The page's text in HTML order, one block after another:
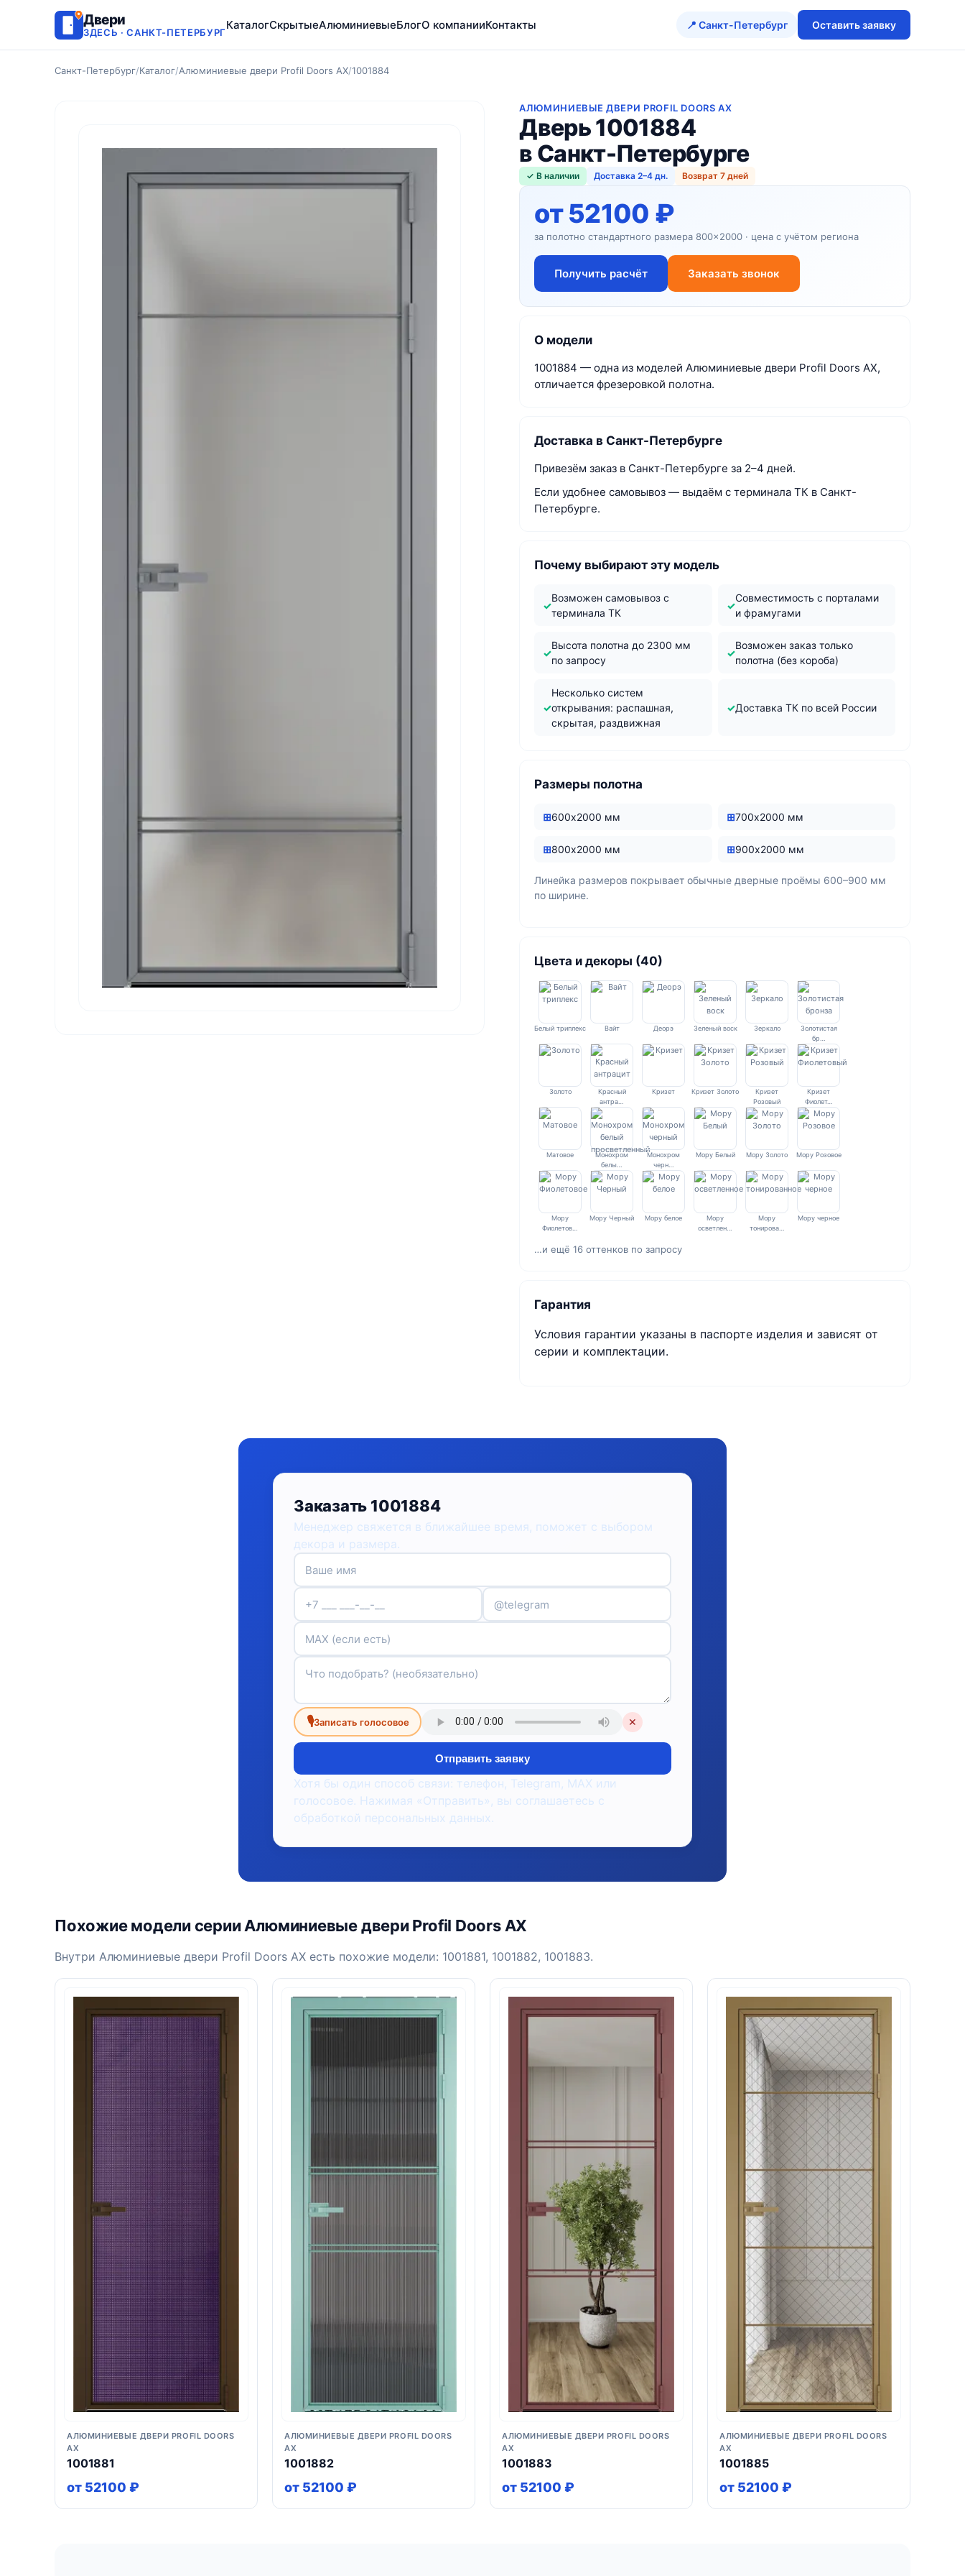
Двери
ЗДЕСЬ · САНКТ-ПЕТЕРБУРГ
КаталогСкрытыеАлюминиевыеБлогО компанииКонтакты 📍 Санкт-Петербург Оставить заявку
Санкт-Петербург/Каталог/Алюминиевые двери Profil Doors AX/1001884
АЛЮМИНИЕВЫЕ ДВЕРИ PROFIL DOORS AX
Дверь 1001884
в Санкт-Петербурге
✓ В наличии Доставка 2–4 дн. Возврат 7 дней
от 52100 ₽
за полотно стандартного размера 800×2000 · цена с учётом региона
Получить расчёт Заказать звонок
О модели
1001884 — одна из моделей Алюминиевые двери Profil Doors AX,
отличается фрезеровкой полотна.
Доставка в Санкт-Петербурге
Привезём заказ в Санкт-Петербурге за 2–4 дней.
Если удобнее самовывоз — выдаём с терминала ТК в Санкт-
Петербурге.
Почему выбирают эту модель
Возможен самовывоз с
терминала ТК
Совместимость с порталами
и фрамугами
Высота полотна до 2300 мм
по запросу
Возможен заказ только
полотна (без короба)
Несколько систем
открывания: распашная,
скрытая, раздвижная
Доставка ТК по всей России
Размеры полотна
600х2000 мм 700х2000 мм
800х2000 мм 900х2000 мм
Линейка размеров покрывает обычные дверные проёмы 600–900 мм
по ширине.
Цвета и декоры (40)
Белый триплекс Вайт Деорэ Зеленый воск Зеркало
Золотистая
бр…
Золото
Красный
антра…
Кризет Кризет Золото
Кризет
Розовый
Кризет
Фиолет…
Матовое
Монохром
белы…
Монохром
черн…
Мору Белый Мору Золото Мору Розовое
Мору
Фиолетов…
Мору Черный Мору белое
Мору
осветлен…
Мору
тонирова…
Мору черное
…и ещё 16 оттенков по запросу
Гарантия
Условия гарантии указаны в паспорте изделия и зависят от
серии и комплектации.
Заказать 1001884
Менеджер свяжется в ближайшее время, поможет с выбором
декора и размера.
🎙Записать голосовое ✕
Отправить заявку
Хотя бы один способ связи: телефон, Telegram, MAX или
голосовое. Нажимая «Отправить», вы соглашаетесь с
обработкой персональных данных.
Похожие модели серии Алюминиевые двери Profil Doors AX
Внутри Алюминиевые двери Profil Doors AX есть похожие модели: 1001881, 1001882, 1001883.
АЛЮМИНИЕВЫЕ ДВЕРИ PROFIL DOORS
AX
1001881
от 52100 ₽
АЛЮМИНИЕВЫЕ ДВЕРИ PROFIL DOORS
AX
1001882
от 52100 ₽
АЛЮМИНИЕВЫЕ ДВЕРИ PROFIL DOORS
AX
1001883
от 52100 ₽
АЛЮМИНИЕВЫЕ ДВЕРИ PROFIL DOORS
AX
1001885
от 52100 ₽